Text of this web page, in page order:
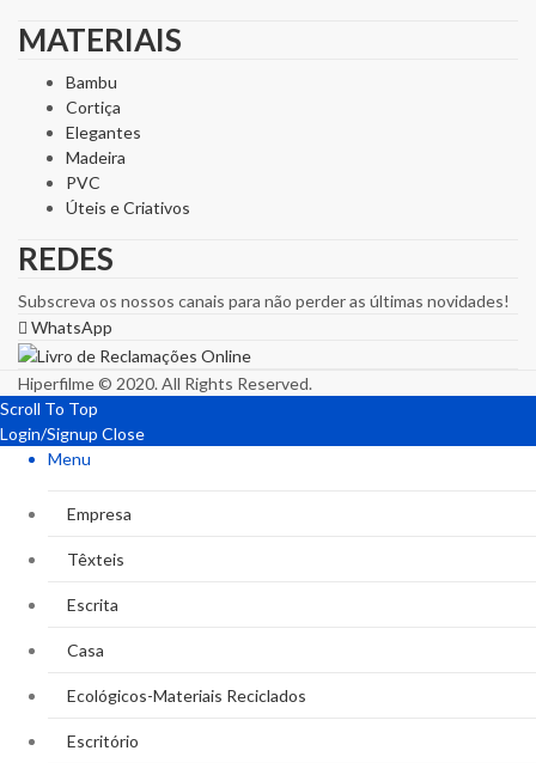
MATERIAIS
Bambu
Cortiça
Elegantes
Madeira
PVC
Úteis e Criativos
REDES
Subscreva os nossos canais para não perder as últimas novidades!
WhatsApp
Hiperfilme © 2020. All Rights Reserved.
Scroll To Top
Login/Signup Close
Menu
Empresa
Têxteis
Escrita
Casa
Ecológicos-Materiais Reciclados
Escritório